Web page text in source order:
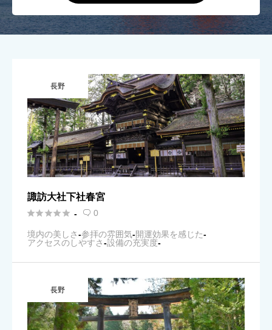
長野
諏訪大社下社春宮
 -  0
境内の美しさ-参拝の雰囲気-開運効果を感じた-
アクセスのしやすさ-設備の充実度-
長野